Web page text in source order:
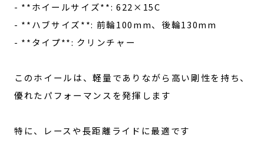
- **ホイールサイズ**: 622×15C
- **ハブサイズ**: 前輪100mm、後輪130mm
- **タイプ**: クリンチャー
このホイールは、軽量でありながら高い剛性を持ち、
優れたパフォーマンスを発揮します
特に、レースや長距離ライドに最適です